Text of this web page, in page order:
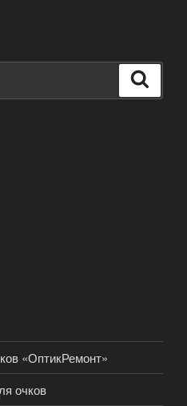
«ОптикРемонт»
очков